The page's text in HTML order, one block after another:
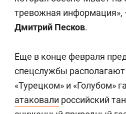
тревожная информация»,
Дмитрий Песков.
Еще в конце февраля
спецслужбы
«Турецком» и «Голубом»
атаковали российский